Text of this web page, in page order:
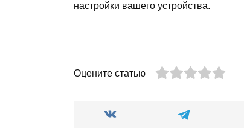
настройки вашего устройства.
Оцените статью